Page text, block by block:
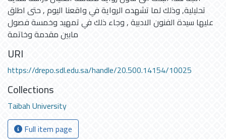
تحليلية, وذلك لما تشهده الرواية في واقعنا اليوم , حتى اطلق
عليها سيدة الفنون الادبية , وجاء ذلك في تمهيد وخمسة فصول
مابين مقدمة وخاتمة
URI
https://drepo.sdl.edu.sa/handle/20.500.14154/10025
Collections
Taibah University
Full item page